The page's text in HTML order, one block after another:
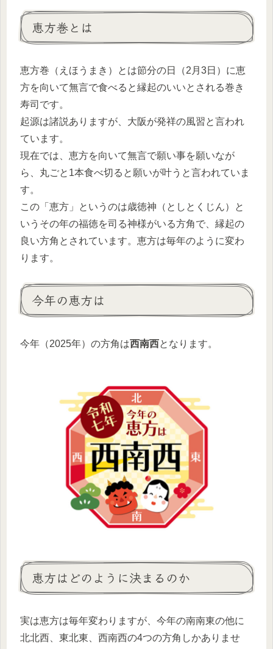
恵方巻とは
恵方巻（えほうまき）とは節分の日（2月3日）に恵
方を向いて無言で食べると縁起のいいとされる巻き
寿司です。
起源は諸説ありますが、大阪が発祥の風習と言われ
ています。
現在では、恵方を向いて無言で願い事を願いなが
ら、丸ごと1本食べ切ると願いが叶うと言われていま
す。
この「恵方」というのは歳徳神（としとくじん）と
いうその年の福徳を司る神様がいる方角で、縁起の
良い方角とされています。恵方は毎年のように変わ
ります。
今年の恵方は
今年（2025年）の方角は西南西となります。
恵方はどのように決まるのか
実は恵方は毎年変わりますが、今年の南南東の他に
北北西、東北東、西南西の4つの方角しかありませ